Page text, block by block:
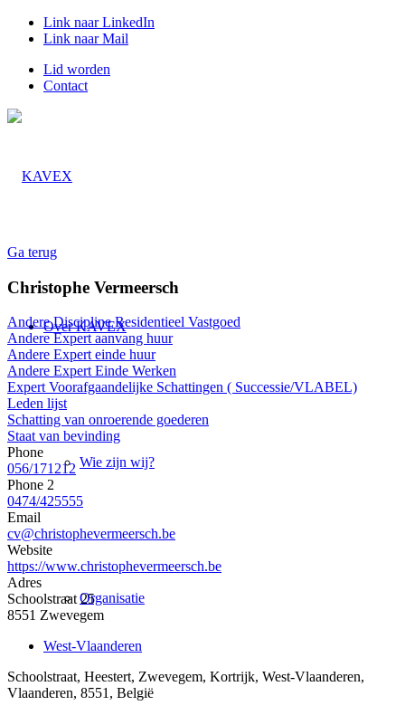
Link naar LinkedIn
Link naar Mail
Lid worden
Contact
Over KAVEX
Wie zijn wij?
Organisatie
Ga terug
Christophe Vermeersch
Andere Discipline Residentieel Vastgoed
Andere Expert aanvang huur
Andere Expert einde huur
Andere Expert Einde Werken
Expert Voorafgaandelijke Schattingen ( Successie/VLABEL)
Leden lijst
Schatting van onroerende goederen
Staat van bevinding
Phone
056/171212
Phone 2
0474/425555
Email
cv@christophevermeersch.be
Website
https://www.christophevermeersch.be
Adres
Schoolstraat 25
8551 Zwevegem
West-Vlaanderen
Schoolstraat, Heestert, Zwevegem, Kortrijk, West-Vlaanderen,
Vlaanderen, 8551, België